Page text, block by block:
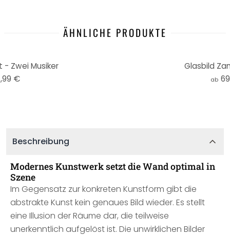
ÄHNLICHE PRODUKTE
- Zwei Musiker
€
Glasbild
ab
Beschreibung
Modernes Kunstwerk setzt die Wand optimal in
Szene
Im Gegensatz zur konkreten Kunstform gibt die
abstrakte Kunst kein genaues Bild wieder. Es stellt
eine Illusion der Räume dar, die teilweise
unerkenntlich aufgelöst ist. Die unwirklichen Bilder